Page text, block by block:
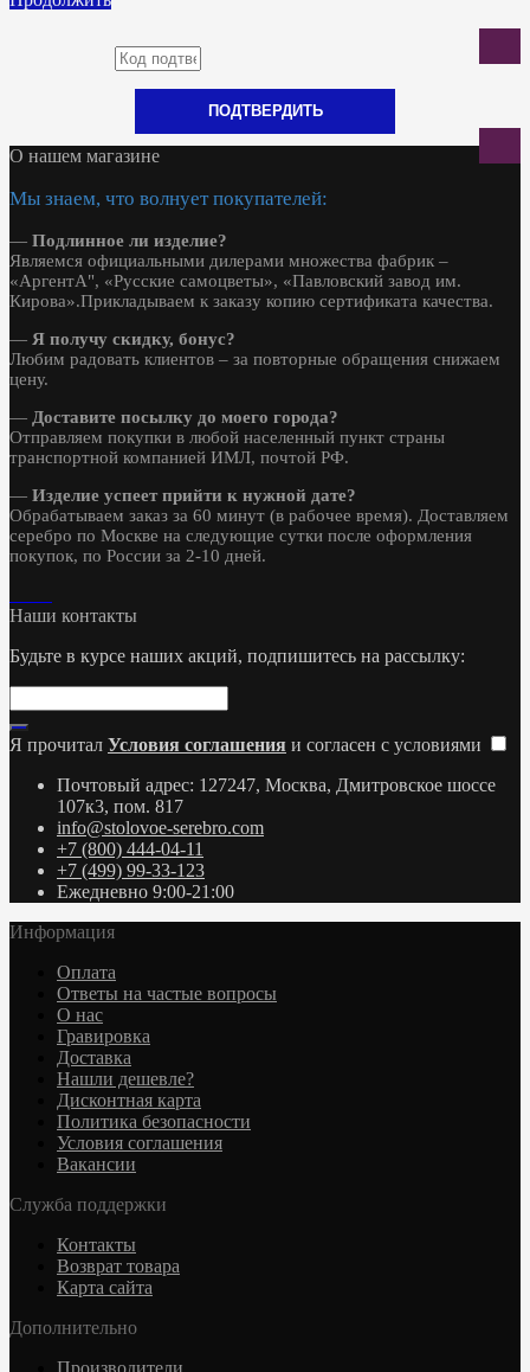
ПОДТВЕРДИТЬ
О нашем магазине
Мы знаем, что волнует покупателей:
— Подлинное ли изделие?
Являемся официальными дилерами множества фабрик –
«АргентА", «Русские самоцветы», «Павловский завод им.
Кирова».Прикладываем к заказу копию сертификата качества.
— Я получу скидку, бонус?
Любим радовать клиентов – за повторные обращения снижаем
цену.
— Доставите посылку до моего города?
Отправляем покупки в любой населенный пункт страны
транспортной компанией ИМЛ, почтой РФ.
— Изделие успеет прийти к нужной дате?
Обрабатываем заказ за 60 минут (в рабочее время). Доставляем
серебро по Москве на следующие сутки после оформления
покупок, по России за 2-10 дней.
Наши контакты
Будьте в курсе наших акций, подпишитесь на рассылку:
Я прочитал Условия соглашения и согласен с условиями
Почтовый адрес: 127247, Москва, Дмитровское шоссе
107к3, пом. 817
info@stolovoe-serebro.com
+7 (800) 444-04-11
+7 (499) 99-33-123
Ежедневно 9:00-21:00
Информация
Оплата
Ответы на частые вопросы
О нас
Гравировка
Доставка
Нашли дешевле?
Дисконтная карта
Политика безопасности
Условия соглашения
Вакансии
Служба поддержки
Контакты
Возврат товара
Карта сайта
Дополнительно